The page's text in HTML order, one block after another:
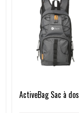
ActiveBag Sac à dos